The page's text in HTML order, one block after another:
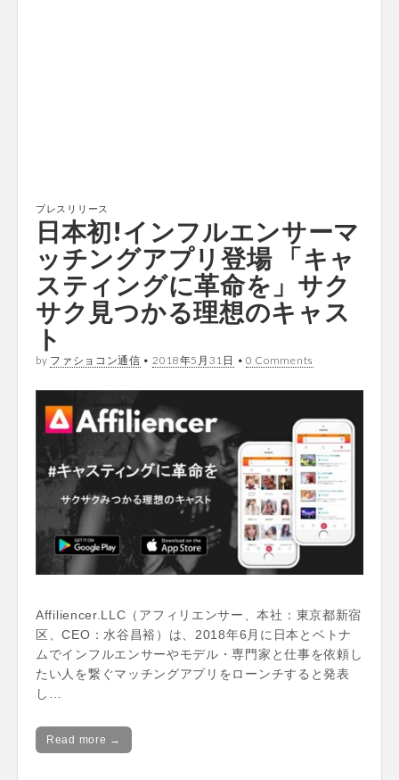
プレスリリース
日本初!インフルエンサーマ
ッチングアプリ登場 「キャ
スティングに革命を」サク
サク見つかる理想のキャス
ト
by ファショコン通信 • 2018年5月31日 • 0 Comments
Affiliencer.LLC（アフィリエンサー、本社：東京都新宿
区、CEO：水谷昌裕）は、2018年6月に日本とベトナ
ムでインフルエンサーやモデル・専門家と仕事を依頼し
たい人を繋ぐマッチングアプリをローンチすると発表
し…
Read more →